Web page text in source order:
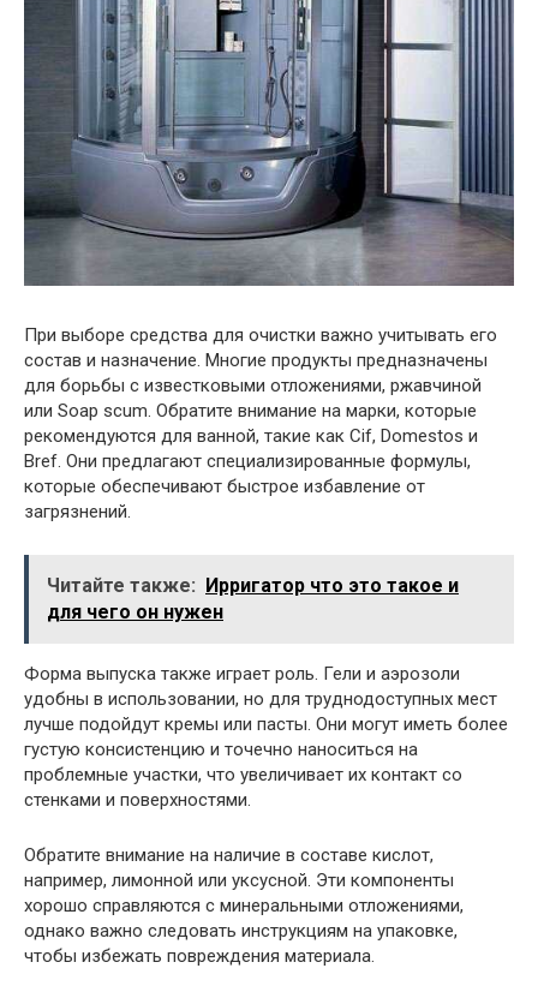
При выборе средства для очистки важно учитывать его
состав и назначение. Многие продукты предназначены
для борьбы с известковыми отложениями, ржавчиной
или Soap scum. Обратите внимание на марки, которые
рекомендуются для ванной, такие как Cif, Domestos и
Bref. Они предлагают специализированные формулы,
которые обеспечивают быстрое избавление от
загрязнений.
Читайте также: Ирригатор что это такое и
для чего он нужен
Форма выпуска также играет роль. Гели и аэрозоли
удобны в использовании, но для труднодоступных мест
лучше подойдут кремы или пасты. Они могут иметь более
густую консистенцию и точечно наноситься на
проблемные участки, что увеличивает их контакт со
стенками и поверхностями.
Обратите внимание на наличие в составе кислот,
например, лимонной или уксусной. Эти компоненты
хорошо справляются с минеральными отложениями,
однако важно следовать инструкциям на упаковке,
чтобы избежать повреждения материала.